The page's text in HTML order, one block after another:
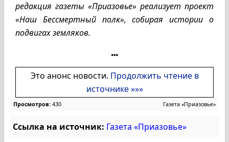
редакция газеты «Приазовье» реализует проект
«Наш Бессмертный полк», собирая истории о
подвигах земляков.
Это анонс новости. Продолжить чтение в
источнике »»»
Просмотров: 430 Газета «Приазовье»
Ссылка на источник: Газета «Приазовье»